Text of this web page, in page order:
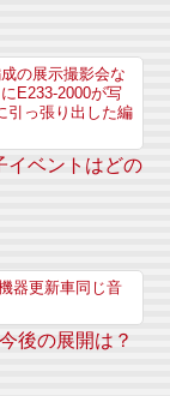
の展示撮影会な
E233-2000が写
引っ張り出した編
イベントはどの
器更新車同じ音
後の展開は？